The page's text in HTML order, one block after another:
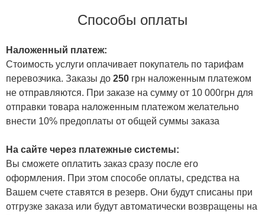
Способы оплаты
Наложенный платеж:
Стоимость услуги оплачивает покупатель по тарифам
перевозчика. Заказы до 250 грн наложенным платежом
не отправляются. При заказе на сумму от 10 000грн для
отправки товара наложенным платежом желательно
внести 10% предоплаты от общей суммы заказа
На сайте через платежные системы:
Вы сможете оплатить заказ сразу после его
оформления. При этом способе оплаты, средства на
Вашем счете ставятся в резерв. Они будут списаны при
отгрузке заказа или будут автоматически возвращены на